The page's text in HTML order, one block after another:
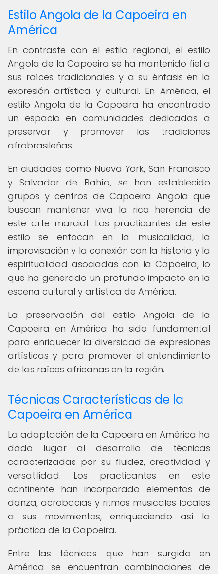
Estilo Angola de la Capoeira en
América
En contraste con el estilo regional, el estilo
Angola de la Capoeira se ha mantenido fiel a
sus raíces tradicionales y a su énfasis en la
expresión artística y cultural. En América, el
estilo Angola de la Capoeira ha encontrado
un espacio en comunidades dedicadas a
preservar y promover las tradiciones
afrobrasileñas.
En ciudades como Nueva York, San Francisco
y Salvador de Bahía, se han establecido
grupos y centros de Capoeira Angola que
buscan mantener viva la rica herencia de
este arte marcial. Los practicantes de este
estilo se enfocan en la musicalidad, la
improvisación y la conexión con la historia y la
espiritualidad asociadas con la Capoeira, lo
que ha generado un profundo impacto en la
escena cultural y artística de América.
La preservación del estilo Angola de la
Capoeira en América ha sido fundamental
para enriquecer la diversidad de expresiones
artísticas y para promover el entendimiento
de las raíces africanas en la región.
Técnicas Características de la
Capoeira en América
La adaptación de la Capoeira en América ha
dado lugar al desarrollo de técnicas
caracterizadas por su fluidez, creatividad y
versatilidad. Los practicantes en este
continente han incorporado elementos de
danza, acrobacias y ritmos musicales locales
a sus movimientos, enriqueciendo así la
práctica de la Capoeira.
Entre las técnicas que han surgido en
América se encuentran combinaciones de